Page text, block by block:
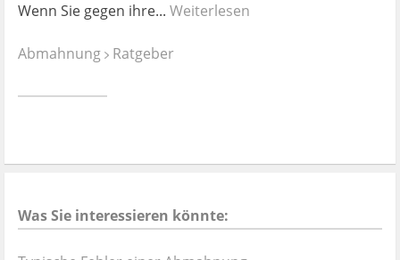
Zeugnis
Datenschutz
Wenn Sie gegen ihre... Weiterlesen
Abmahnung Ratgeber
Was Sie interessieren könnte: